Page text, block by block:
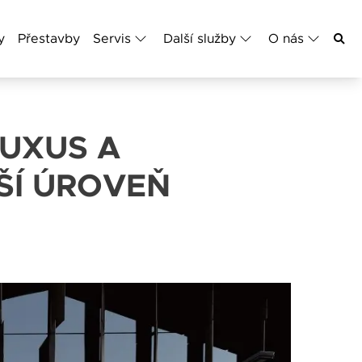
Přestavby Servis Další služby O nás
A
ÚROVEŇ